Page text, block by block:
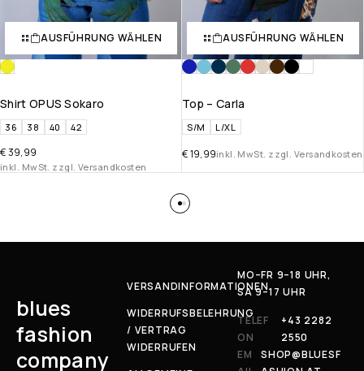
AUSFÜHRUNG WÄHLEN
Shirt OPUS Sokaro
36 38 40 42
€39,99
inkl. MwSt. zzgl. Versandkosten
AUSFÜHRUNG WÄHLEN
Top – Carla
S/M L/XL
€19,99inkl. MwSt. zzgl. Versandkosten
blues
fashion
company
VERSANDINFORMATIONEN
WIDERRUFSBELEHRUNG
/ VERTRAG
WIDERRUFEN
MO–FR 9–18 UHR,
SA 9–17 UHR
TELEF
ON
+43 2282
2550
EM
SHOP@BLUESF